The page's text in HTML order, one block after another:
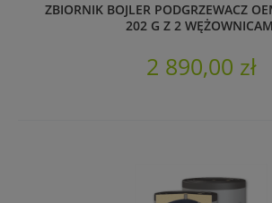
ZBIORNIK BOJLER PODGRZEWACZ
202 G Z 2
2 890,00 zł